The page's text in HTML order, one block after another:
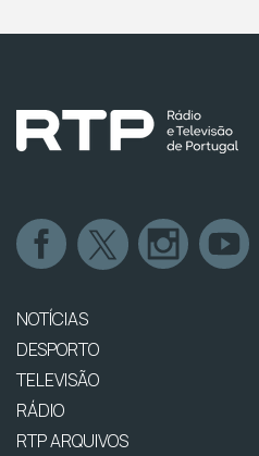
NOTÍCIAS
DESPORTO
TELEVISÃO
RÁDIO
RTP ARQUIVOS